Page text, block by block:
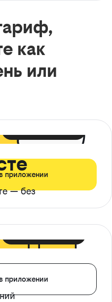
как
или
— без
приложении
приложении